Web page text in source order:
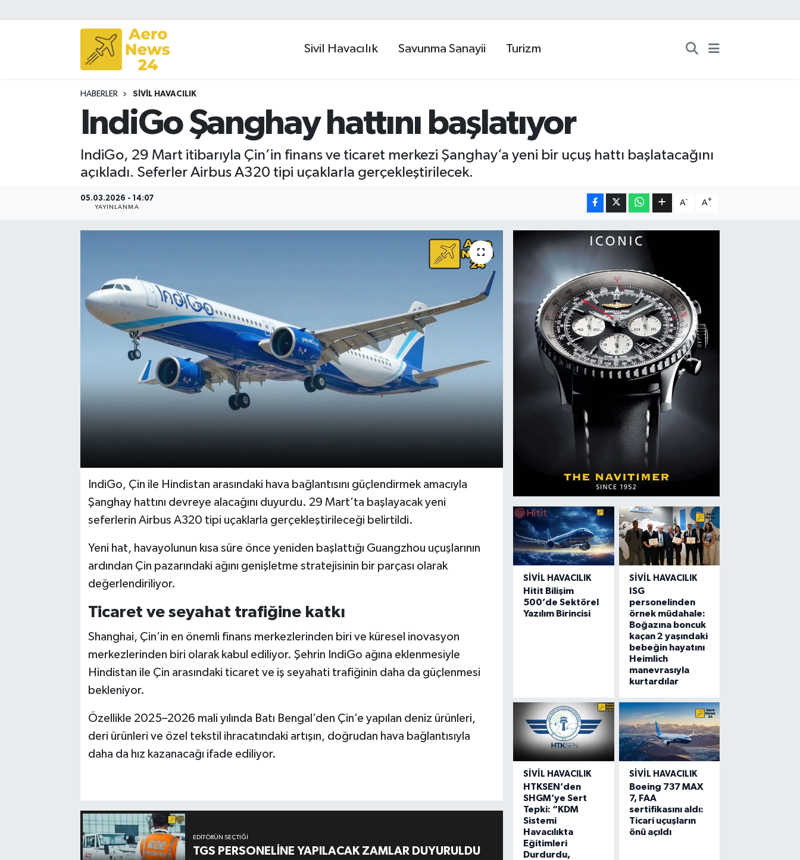
Sivil Havacılık Savunma Sanayii Turizm
HABERLER SIVIL HAVACILIK
IndiGo Şanghay hattını başlatıyor
IndiGo, 29 Mart itibarıyla Çin’in finans ve ticaret merkezi Şanghay’a yeni bir uçuş hattı başlatacağını
açıkladı. Seferler Airbus A320 tipi uçaklarla gerçekleştirilecek.
05.03.2026 - 14:07
YAYINLANMA
A- A+
IndiGo, Çin ile Hindistan arasındaki hava bağlantısını güçlendirmek amacıyla
Şanghay hattını devreye alacağını duyurdu. 29 Mart’ta başlayacak yeni
seferlerin Airbus A320 tipi uçaklarla gerçekleştirileceği belirtildi.
Yeni hat, havayolunun kısa süre önce yeniden başlattığı Guangzhou uçuşlarının
ardından Çin pazarındaki ağını genişletme stratejisinin bir parçası olarak
değerlendiriliyor.
Ticaret ve seyahat trafiğine katkı
Shanghai, Çin’in en önemli finans merkezlerinden biri ve küresel inovasyon
merkezlerinden biri olarak kabul ediliyor. Şehrin IndiGo ağına eklenmesiyle
Hindistan ile Çin arasındaki ticaret ve iş seyahati trafiğinin daha da güçlenmesi
bekleniyor.
Özellikle 2025–2026 mali yılında Batı Bengal’den Çin’e yapılan deniz ürünleri,
deri ürünleri ve özel tekstil ihracatındaki artışın, doğrudan hava bağlantısıyla
daha da hız kazanacağı ifade ediliyor.
EDITÖRÜN SEÇTIĞI
TGS PERSONELİNE YAPILACAK ZAMLAR DUYURULDU
SIVIL HAVACILIK
Hitit Bilişim
500’de Sektörel
Yazılım Birincisi
SIVIL HAVACILIK
ISG
personelinden
örnek müdahale:
Boğazına boncuk
kaçan 2 yaşındaki
bebeğin hayatını
Heimlich
manevrasıyla
kurtardılar
SIVIL HAVACILIK
HTKSEN’den
SHGM’ye Sert
Tepki: “KDM
Sistemi
Havacılıkta
Eğitimleri
Durdurdu,
SIVIL HAVACILIK
Boeing 737 MAX
7, FAA
sertifikasını aldı:
Ticari uçuşların
önü açıldı
Sivil Havacılık